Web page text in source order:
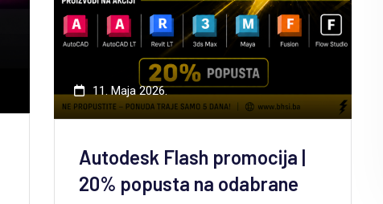
11. Maja 2026.
Autodesk Flash promocija |
20% popusta na odabrane